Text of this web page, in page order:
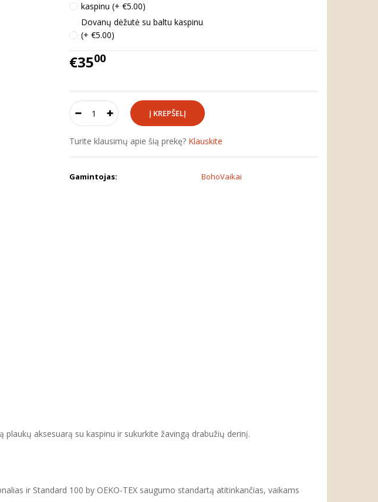
kaspinu (+ €5.00)
Dovanų dėžutė su baltu kaspinu
(+ €5.00)
€3500
Turite klausimų apie šią prekę? Klauskite
Gamintojas: BohoVaikai
aksesuarą su kaspinu ir sukurkite žavingą drabužių derinį.
ir Standard 100 by OEKO-TEX saugumo standartą atitinkančias, vaikams